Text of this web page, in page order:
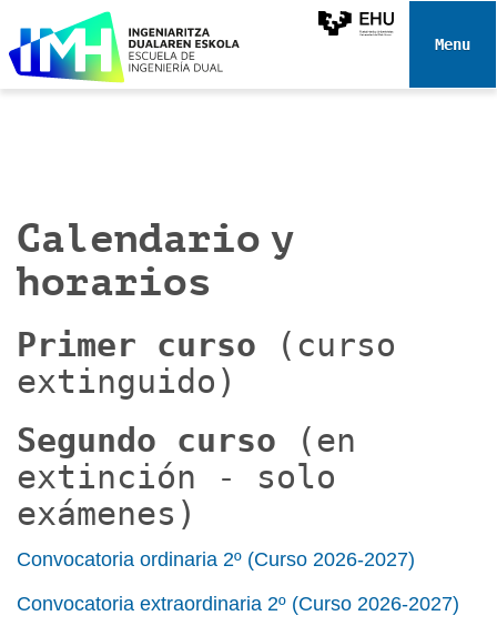
e
Toggle
Calendario y
horarios
Primer curso (curso
extinguido)
Segundo curso
(en
extinción - solo
exámenes)
Convocatoria ordinaria 2º (Curso 2026-2027)
Convocatoria extraordinaria 2º (Curso 2026-2027)